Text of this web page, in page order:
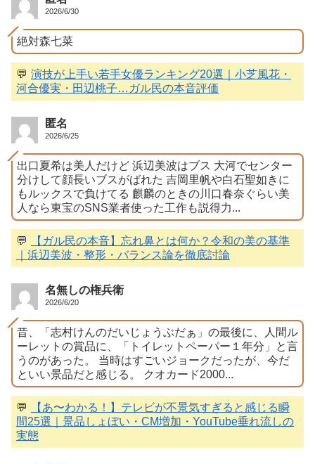
2026/6/30
絶対森七菜
💬 演技が上手い若手女優ランキング20選｜小芝風花・
河合優実・田辺桃子…ガル民の本音評価
匿名
2026/6/25
出口夏希は美人だけど 浜辺美波はブス 大河でセンター
分けして顔長いブスがばれた 吉岡里帆や白石聖如きに
もルックスで負けてる 麒麟のときの川口春奈ぐらい美
人なら東宝のSNS業者使った工作も説得力...
💬
【ガル民の本音】忘れ鼻とは何か？令和の美の基準
｜浜辺美波・整形・バランス論を徹底討論
名無しの権兵衛
2026/6/20
昔、「志村けんのだいじょうぶだぁ」の最後に、人間ル
ーレットの賞品に、「トイレットペーパー１年分」と言
うのがあった。 当時はすごいジョークだったが、今だ
といい景品だと感じる。 クオカード2000...
💬
【あ〜わかる！】テレビが不景気すぎると感じる瞬
間25選｜景品しょぼい・CM増加・YouTube垂れ流しの
実態